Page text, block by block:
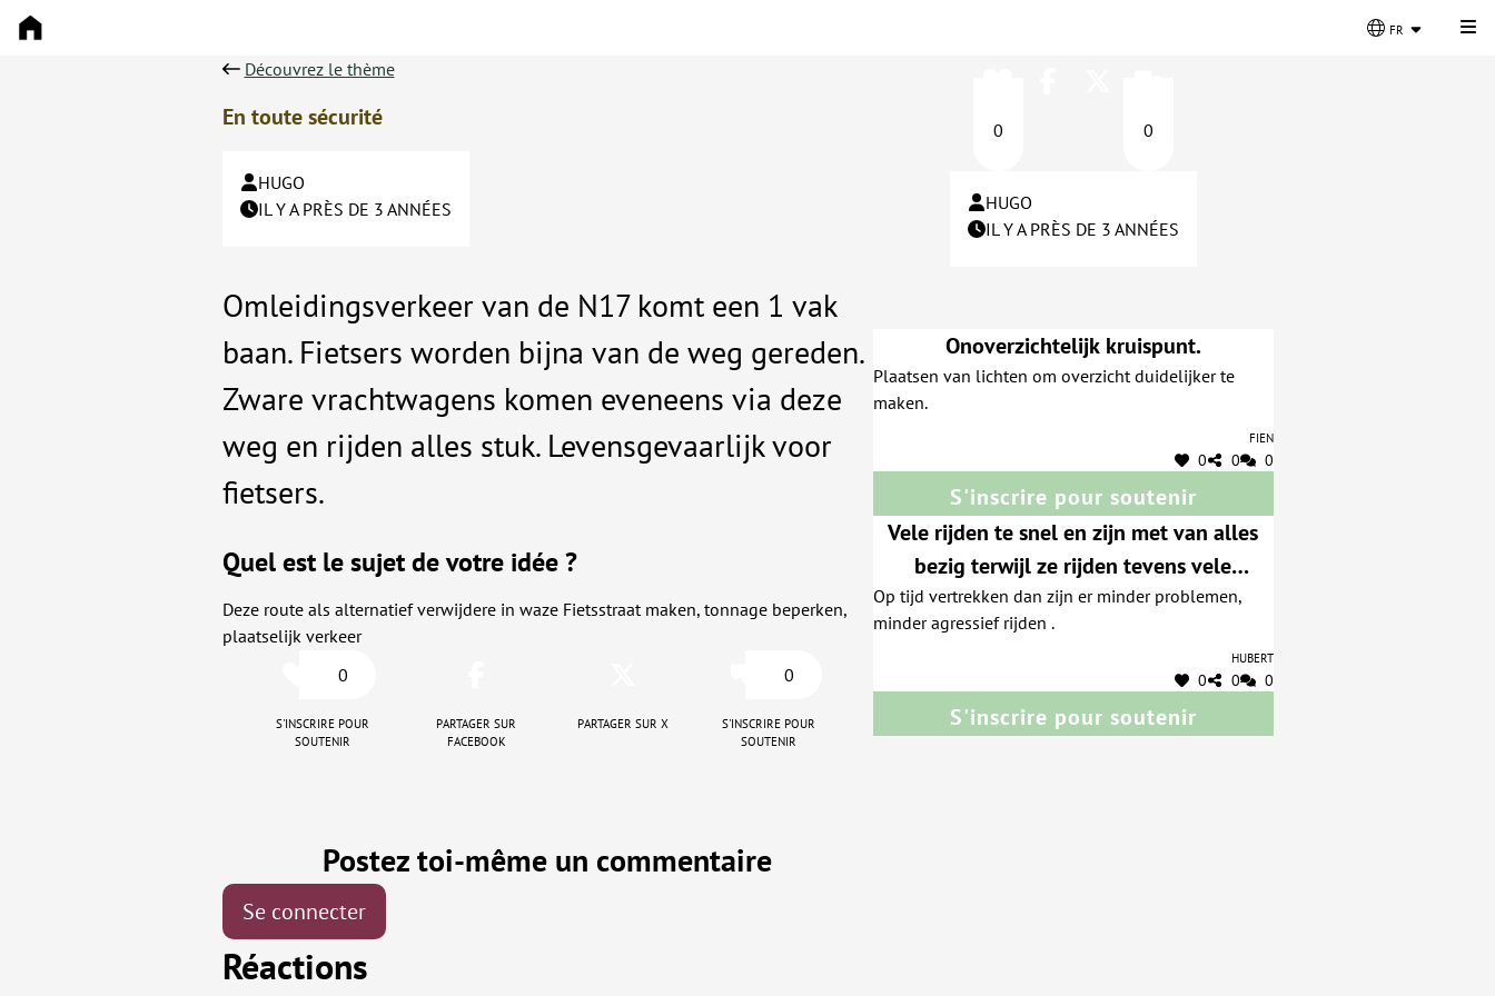
fr
Découvrez le thème
En toute sécurité
HUGO
IL Y A PRÈS DE 3 ANNÉES
Omleidingsverkeer van de N17 komt een 1 vak
baan. Fietsers worden bijna van de weg gereden.
Zware vrachtwagens komen eveneens via deze
weg en rijden alles stuk. Levensgevaarlijk voor
fietsers.
Quel est le sujet de votre idée ?
Deze route als alternatief verwijdere in waze Fietsstraat maken, tonnage beperken,
plaatselijk verkeer
0
S'inscrire pour
soutenir
Partager sur
Facebook
Partager sur X
0
S'inscrire pour
soutenir
Postez toi-même un commentaire
Se connecter
Réactions
0 0
HUGO
IL Y A PRÈS DE 3 ANNÉES
Onoverzichtelijk kruispunt.
Plaatsen van lichten om overzicht duidelijker te
maken.
Fien
0 0 0
S'inscrire pour soutenir
Vele rijden te snel en zijn met van alles
bezig terwijl ze rijden tevens vele
agressieve mensen.
Op tijd vertrekken dan zijn er minder problemen,
minder agressief rijden .
Hubert
0 0 0
S'inscrire pour soutenir